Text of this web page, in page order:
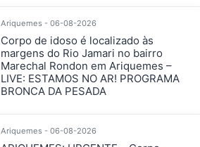
Ariquemes - 06-08-2026
Corpo de idoso é localizado às
margens do Rio Jamari no bairro
Marechal Rondon em Ariquemes –
LIVE: ESTAMOS NO AR! PROGRAMA
BRONCA DA PESADA
Ariquemes - 06-08-2026